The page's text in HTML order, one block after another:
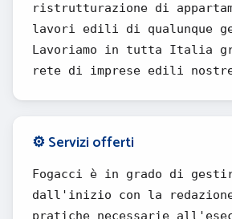
ristrutturazione di
lavori edili di qualunque
Lavoriamo in tutta Italia
rete di imprese edili
⚙️ Servizi offerti
Fogacci è in grado di
dall'inizio con la
pratiche necessarie